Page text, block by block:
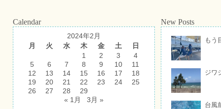
Calendar
2024年2月
月
火 水 木 金 土
日
1
2 3
4
5
6 7 8 9 10
11
12
13 14 15 16 17
18
19
20 21 22 23 24
25
26
27 28
29
« 1月
3月 »
New Posts
もう
ジワ
台風